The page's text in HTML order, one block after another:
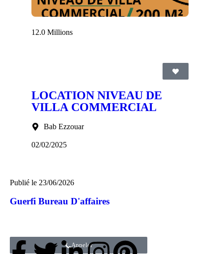
Appeler
12.0 Millions
LOCATION NIVEAU DE
VILLA COMMERCIAL
Bab Ezzouar
02/02/2025
Publié le 23/06/2026
Guerfi Bureau D'affaires